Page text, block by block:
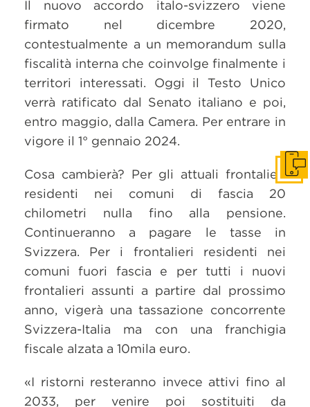
Il nuovo accordo italo-svizzero viene
firmato nel dicembre 2020,
contestualmente a un memorandum sulla
fiscalità interna che coinvolge finalmente i
territori interessati. Oggi il Testo Unico
verrà ratificato dal Senato italiano e poi,
entro maggio, dalla Camera. Per entrare in
vigore il 1° gennaio 2024.
Cosa cambierà? Per gli attuali frontalieri
residenti nei comuni di fascia 20
chilometri nulla fino alla pensione.
Continueranno a pagare le tasse in
Svizzera. Per i frontalieri residenti nei
comuni fuori fascia e per tutti i nuovi
frontalieri assunti a partire dal prossimo
anno, vigerà una tassazione concorrente
Svizzera-Italia ma con una franchigia
fiscale alzata a 10mila euro.
«I ristorni resteranno invece attivi fino al
2033, per venire poi sostituiti da
Get